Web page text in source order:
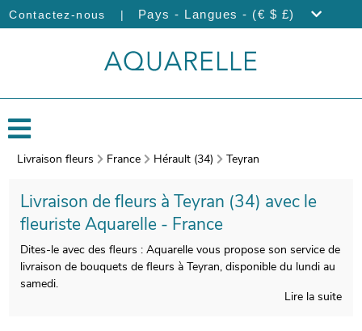
Contactez-nous | Pays - Langues - (€ $ £)
Livraison fleurs France Hérault (34) Teyran
Livraison de fleurs à Teyran (34) avec le
fleuriste Aquarelle - France
Dites-le avec des fleurs : Aquarelle vous propose son service de
livraison de bouquets de fleurs à Teyran, disponible du lundi au
samedi.
Lire la suite